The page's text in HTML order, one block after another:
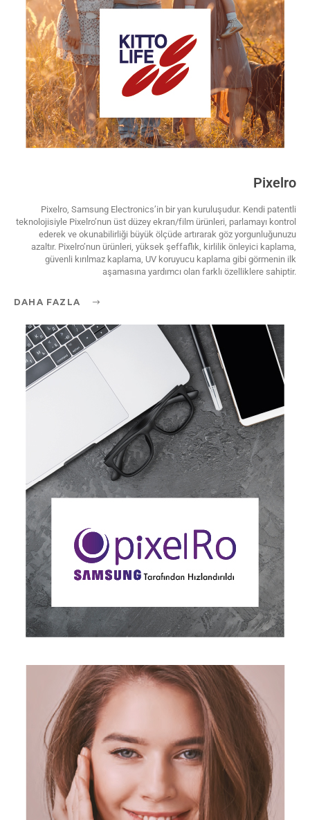
Pixelro
Pixelro, Samsung Electronics’in bir yan kuruluşudur. Kendi patentli
teknolojisiyle Pixelro’nun üst düzey ekran/film ürünleri, parlamayı kontrol
ederek ve okunabilirliği büyük ölçüde artırarak göz yorgunluğunuzu
azaltır. Pixelro’nun ürünleri, yüksek şeffaflık, kirlilik önleyici kaplama,
güvenli kırılmaz kaplama, UV koruyucu kaplama gibi görmenin ilk
aşamasına yardımcı olan farklı özelliklere sahiptir.
DAHA FAZLA